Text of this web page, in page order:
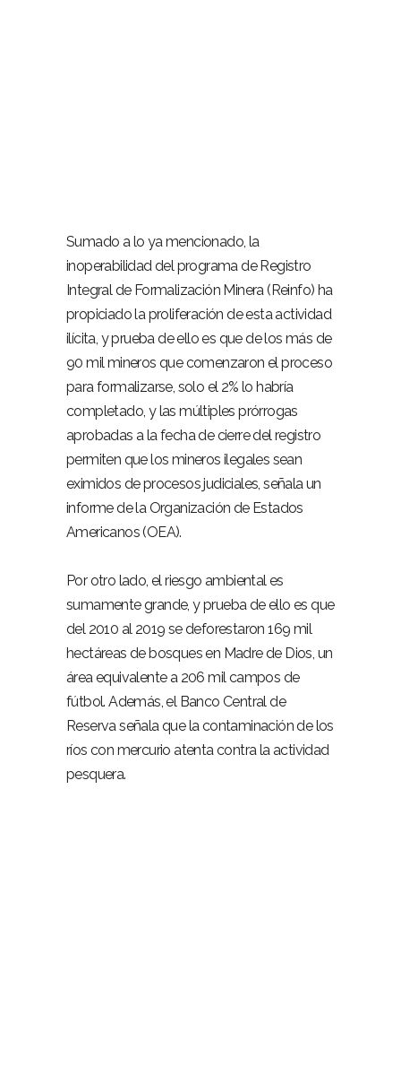
Sumado a lo ya mencionado, la
inoperabilidad del programa de Registro
Integral de Formalización Minera (Reinfo) ha
propiciado la proliferación de esta actividad
ilícita, y prueba de ello es que de los más de
90 mil mineros que comenzaron el proceso
para formalizarse, solo el 2% lo habría
completado, y las múltiples prórrogas
aprobadas a la fecha de cierre del registro
permiten que los mineros ilegales sean
eximidos de procesos judiciales, señala un
informe de la Organización de Estados
Americanos (OEA).
Por otro lado, el riesgo ambiental es
sumamente grande, y prueba de ello es que
del 2010 al 2019 se deforestaron 169 mil
hectáreas de bosques en Madre de Dios, un
área equivalente a 206 mil campos de
fútbol. Además, el Banco Central de
Reserva señala que la contaminación de los
ríos con mercurio atenta contra la actividad
pesquera.